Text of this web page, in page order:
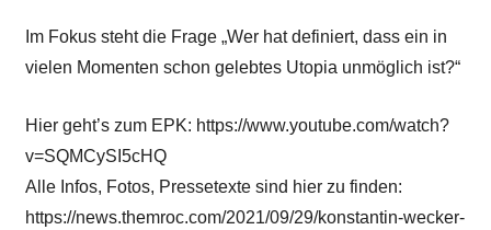
Im Fokus steht die Frage „Wer hat definiert, dass ein in
vielen Momenten schon gelebtes Utopia unmöglich ist?“
Hier geht’s zum EPK: https://www.youtube.com/watch?
v=SQMCySI5cHQ
Alle Infos, Fotos, Pressetexte sind hier zu finden:
https://news.themroc.com/2021/09/29/konstantin-wecker-